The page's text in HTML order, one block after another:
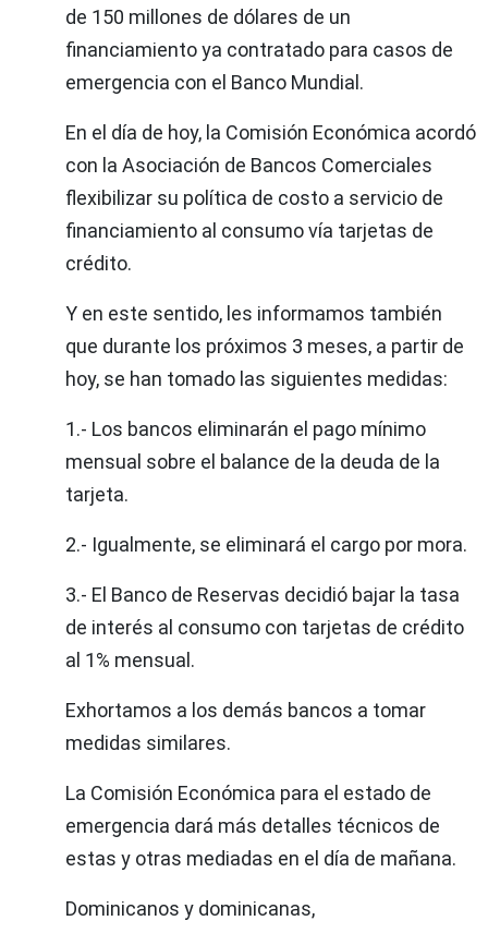
de 150 millones de dólares de un
financiamiento ya contratado para casos de
emergencia con el Banco Mundial.
En el día de hoy, la Comisión Económica acordó
con la Asociación de Bancos Comerciales
flexibilizar su política de costo a servicio de
financiamiento al consumo vía tarjetas de
crédito.
Y en este sentido, les informamos también
que durante los próximos 3 meses, a partir de
hoy, se han tomado las siguientes medidas:
1.- Los bancos eliminarán el pago mínimo
mensual sobre el balance de la deuda de la
tarjeta.
2.- Igualmente, se eliminará el cargo por mora.
3.- El Banco de Reservas decidió bajar la tasa
de interés al consumo con tarjetas de crédito
al 1% mensual.
Exhortamos a los demás bancos a tomar
medidas similares.
La Comisión Económica para el estado de
emergencia dará más detalles técnicos de
estas y otras mediadas en el día de mañana.
Dominicanos y dominicanas,